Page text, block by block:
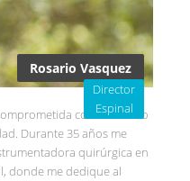
Rosario Vasquez
Director
Espinal
con el servicio
Durante 35 años me
quirúrgica en
donde me dedique al